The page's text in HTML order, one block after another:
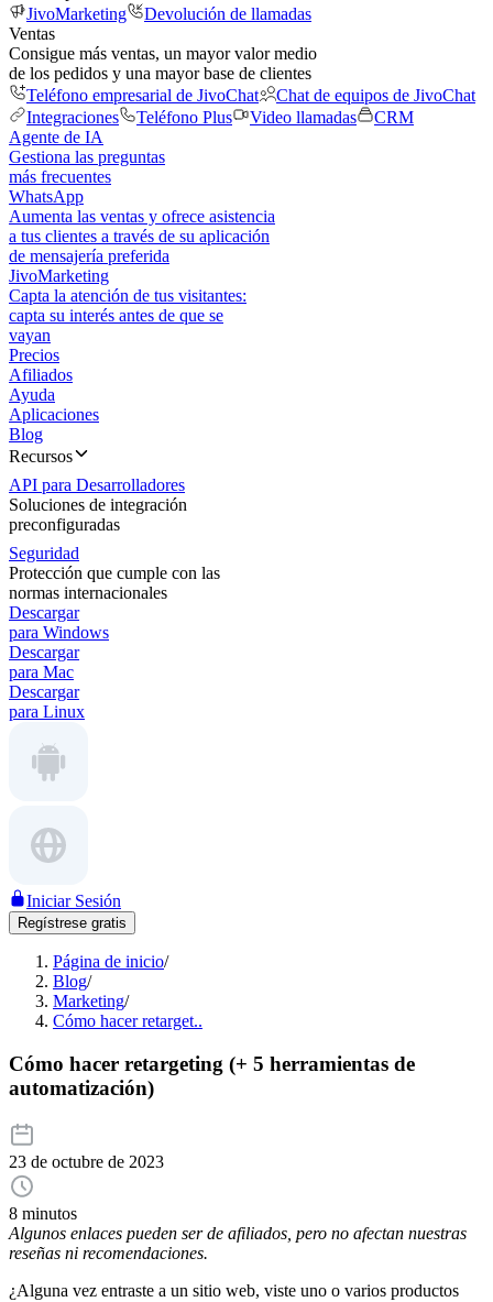
JivoMarketing
Devolución de llamadas
Ventas
Consigue más ventas, un mayor valor medio
de los pedidos y una mayor base de clientes
Teléfono empresarial de JivoChat
Chat de equipos de JivoChat
Integraciones
Teléfono Plus Video llamadas
CRM
Agente de IA
Gestiona las preguntas
más frecuentes
WhatsApp
Aumenta las ventas y ofrece asistencia
a tus clientes a través de su aplicación
de mensajería preferida
JivoMarketing
Capta la atención de tus visitantes:
capta su interés antes de que se
vayan
Precios
Afiliados
Ayuda
Aplicaciones
Blog
Recursos
API para Desarrolladores
Soluciones de integración
preconfiguradas
Seguridad
Protección que cumple con las
normas internacionales
Descargar
para Windows
Descargar
para Mac
Descargar
para Linux
Iniciar Sesión
Regístrese gratis
Página de inicio/
Blog/
Marketing/
Cómo hacer retarget..
Cómo hacer retargeting (+ 5 herramientas de
automatización)
23 de octubre de 2023
8 minutos
Algunos enlaces pueden ser de afiliados, pero no afectan nuestras
reseñas ni recomendaciones.
¿Alguna vez entraste a un sitio web, viste uno o varios productos